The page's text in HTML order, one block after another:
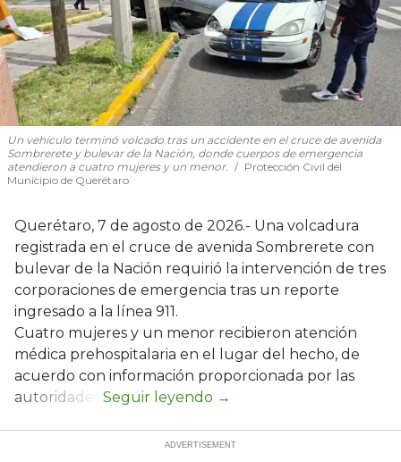
Un vehículo terminó volcado tras un accidente en el cruce de avenida
Sombrerete y bulevar de la Nación, donde cuerpos de emergencia
atendieron a cuatro mujeres y un menor.
Protección Civil del
Municipio de Querétaro
Querétaro, 7 de agosto de 2026.- Una volcadura
registrada en el cruce de avenida Sombrerete con
bulevar de la Nación requirió la intervención de tres
corporaciones de emergencia tras un reporte
ingresado a la línea 911.
Cuatro mujeres y un menor recibieron atención
médica prehospitalaria en el lugar del hecho, de
acuerdo con información proporcionada por las
autoridades.